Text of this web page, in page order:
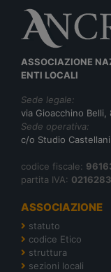
ASSOCIAZIONE
ENTI LOCALI
Sede legale:
via Gioacchino Belli,
Sede operativa:
c/o Studio
codice fiscale:
partita IVA:
ASSOCIAZIONE
statuto
codice Etico
struttura
sezioni locali